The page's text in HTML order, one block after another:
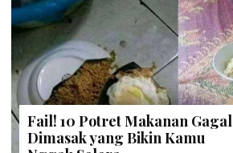
Fail! 10 Potret Makanan Gagal
Dimasak yang Bikin Kamu